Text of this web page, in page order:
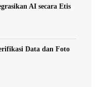
AI secara Etis
Data dan Foto